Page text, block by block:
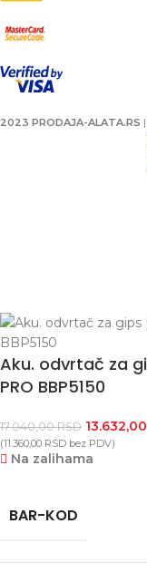
2023 PRODAJA-ALATA.RS
Aku. odvrtač za
PRO BBP5150
17.040,00RSD 13.632,00
(11.360,00 RSD bez PDV)
Na zalihama
BAR-KOD